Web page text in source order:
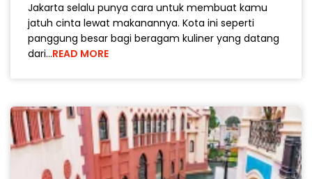
Jakarta selalu punya cara untuk membuat kamu
jatuh cinta lewat makanannya. Kota ini seperti
panggung besar bagi beragam kuliner yang datang
dari…READ MORE